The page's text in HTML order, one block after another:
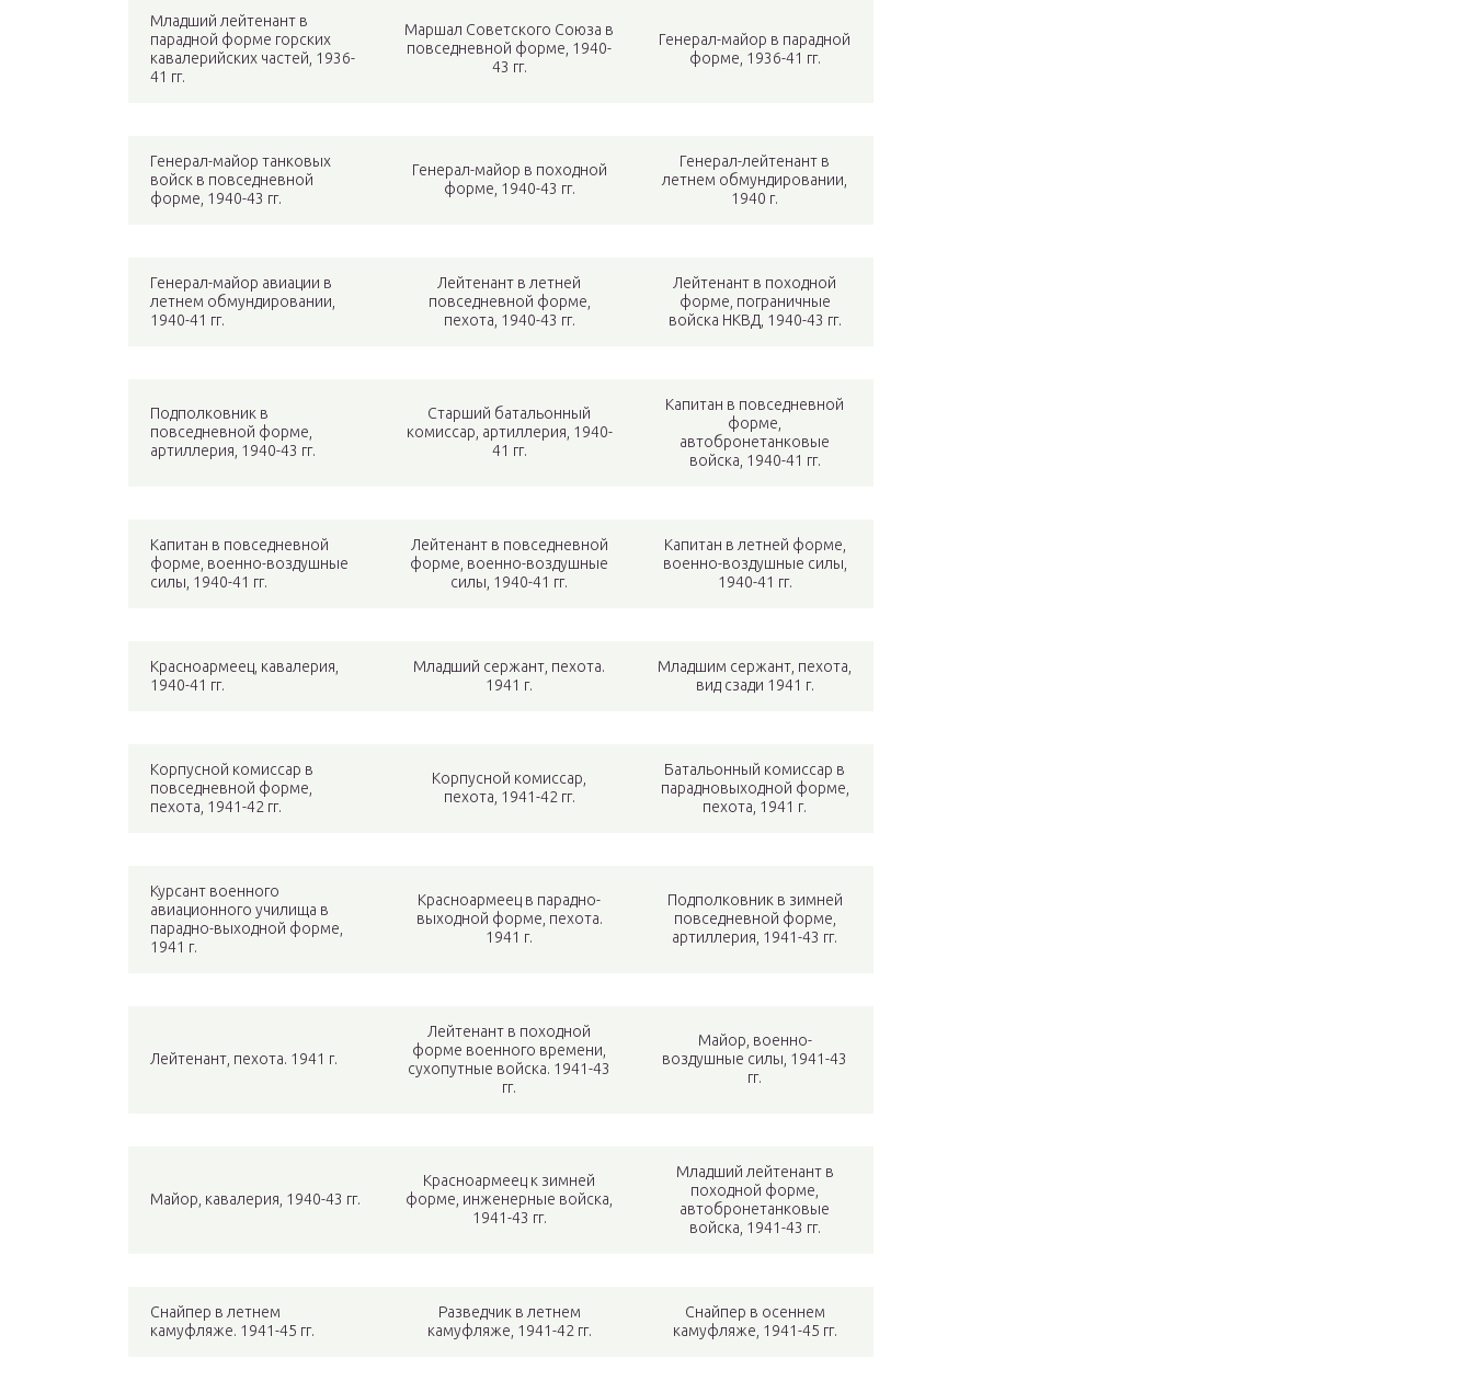
Младший лейтенант в
парадной форме горских
кавалерийских частей, 1936-
41 гг.
Маршал Советского Союза в
повседневной форме, 1940-
43 гг.
Генерал-майор в парадной
форме, 1936-41 гг.
Генерал-майор танковых
войск в повседневной
форме, 1940-43 гг.
Генерал-майор в походной
форме, 1940-43 гг.
Генерал-лейтенант в
летнем обмундировании,
1940 г.
Генерал-майор авиации в
летнем обмундировании,
1940-41 гг.
Лейтенант в летней
повседневной форме,
пехота, 1940-43 гг.
Лейтенант в походной
форме, пограничные
войска НКВД, 1940-43 гг.
Подполковник в
повседневной форме,
артиллерия, 1940-43 гг.
Старший батальонный
комиссар, артиллерия, 1940-
41 гг.
Капитан в повседневной
форме,
автобронетанковые
войска, 1940-41 гг.
Капитан в повседневной
форме, военно-воздушные
силы, 1940-41 гг.
Лейтенант в повседневной
форме, военно-воздушные
силы, 1940-41 гг.
Капитан в летней форме,
военно-воздушные силы,
1940-41 гг.
Красноармеец, кавалерия,
1940-41 гг.
Младший сержант, пехота.
1941 г.
Младшим сержант, пехота,
вид сзади 1941 г.
Корпусной комиссар в
повседневной форме,
пехота, 1941-42 гг.
Корпусной комиссар,
пехота, 1941-42 гг.
Батальонный комиссар в
парадновыходной форме,
пехота, 1941 г.
Курсант военного
авиационного училища в
парадно-выходной форме,
1941 г.
Красноармеец в парадно-
выходной форме, пехота.
1941 г.
Подполковник в зимней
повседневной форме,
артиллерия, 1941-43 гг.
Лейтенант, пехота. 1941 г.
Лейтенант в походной
форме военного времени,
сухопутные войска. 1941-43
гг.
Майор, военно-
воздушные силы, 1941-43
гг.
Майор, кавалерия, 1940-43 гг.
Красноармеец к зимней
форме, инженерные войска,
1941-43 гг.
Младший лейтенант в
походной форме,
автобронетанковые
войска, 1941-43 гг.
Снайпер в летнем
камуфляже. 1941-45 гг.
Разведчик в летнем
камуфляже, 1941-42 гг.
Снайпер в осеннем
камуфляже, 1941-45 гг.